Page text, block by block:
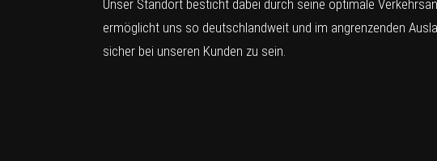
Unser Standort besticht dabei durch seine optimale
ermöglicht uns so deutschlandweit und im angrenzenden
sicher bei unseren Kunden zu sein.